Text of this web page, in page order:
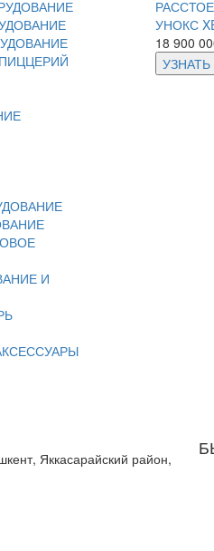
УНОКС
18 900
И
Яккасарайский район,